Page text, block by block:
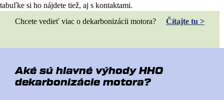
tabuľke si ho nájdete tiež, aj s kontaktami.
Chcete vedieť viac o dekarbonizácii motora?
Čítajte tu >
Aké sú hlavné výhody HHO
dekarbonizácie motora?